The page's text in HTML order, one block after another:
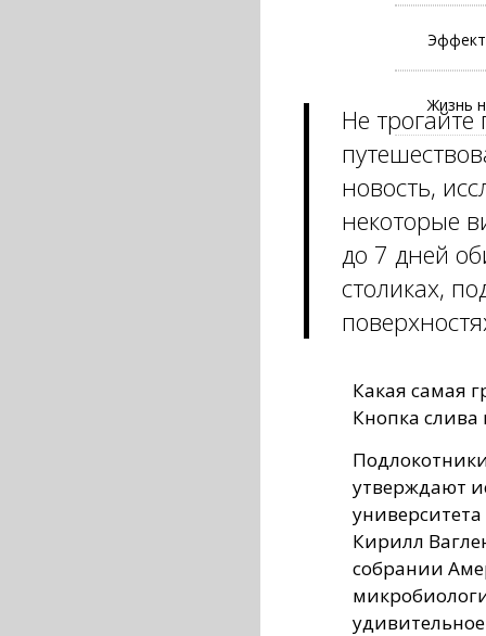
Жизнь
Не
новость,
некоторые
до 7 дней
столиках,
Какая самая
Кнопка слива
утверждают
Кирилл
собрании